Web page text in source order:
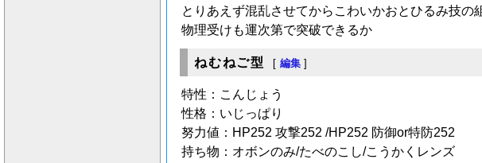
とりあえず混乱させてからこわいかおとひるみ技の
物理受けも運次第で突破できるか
ねむねご型 [ 編集 ]
特性：こんじょう
性格：いじっぱり
努力値：HP252 攻撃252 /HP252 防御or特防252
持ち物：オボンのみ/たべのこし/こうかくレンズ